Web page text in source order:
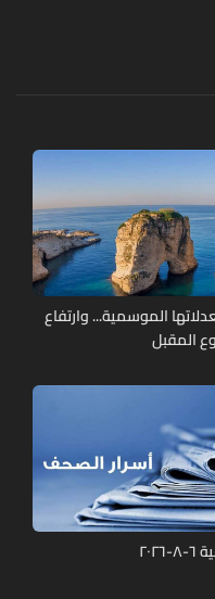
الموسمية... وارتفاع
المقبل